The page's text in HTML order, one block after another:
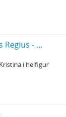
Schering Rosenhane: Hortus Regius - Drottning Christinas stamträd med emblemata politica
i helfigur